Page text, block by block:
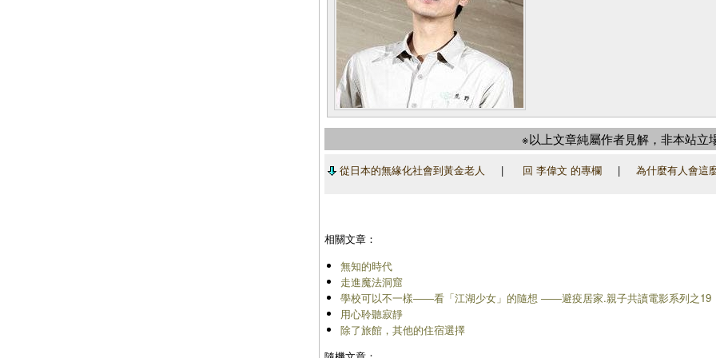
※以上文章純屬作者見解，非本站立
從日本的無緣化社會到黃金老人 | 回 李偉文 的專欄| 為什麼有人會這
相關文章：
無知的時代
走進魔法洞窟
學校可以不一樣――看「江湖少女」的隨想 ――避疫居家.親子共讀電影系列之19
用心聆聽寂靜
除了旅館，其他的住宿選擇